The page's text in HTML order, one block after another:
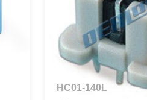
HC01-140L